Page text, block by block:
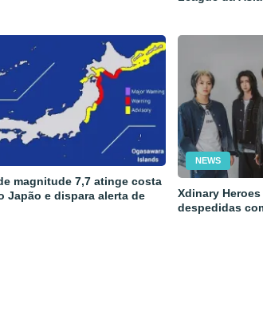
magnitude 7,7 atinge costa
Japão e dispara alerta de
NEWS
Xdinary
despedidas